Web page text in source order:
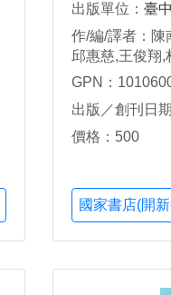
出版單位： 臺
作/編/譯者：陳
邱惠慈,王俊翔,
強,陳玉楚,陳淑
吳雅玲,施淑芬,
純,林鴻君,高瑜
GPN：
出版／創刊日
價格：500
國家書店(開